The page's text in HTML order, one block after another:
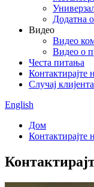
Додатна
Видео
Видео
Видео о
Честа питања
Контактирајте
Случај клијента
English
Дом
Контактирајте